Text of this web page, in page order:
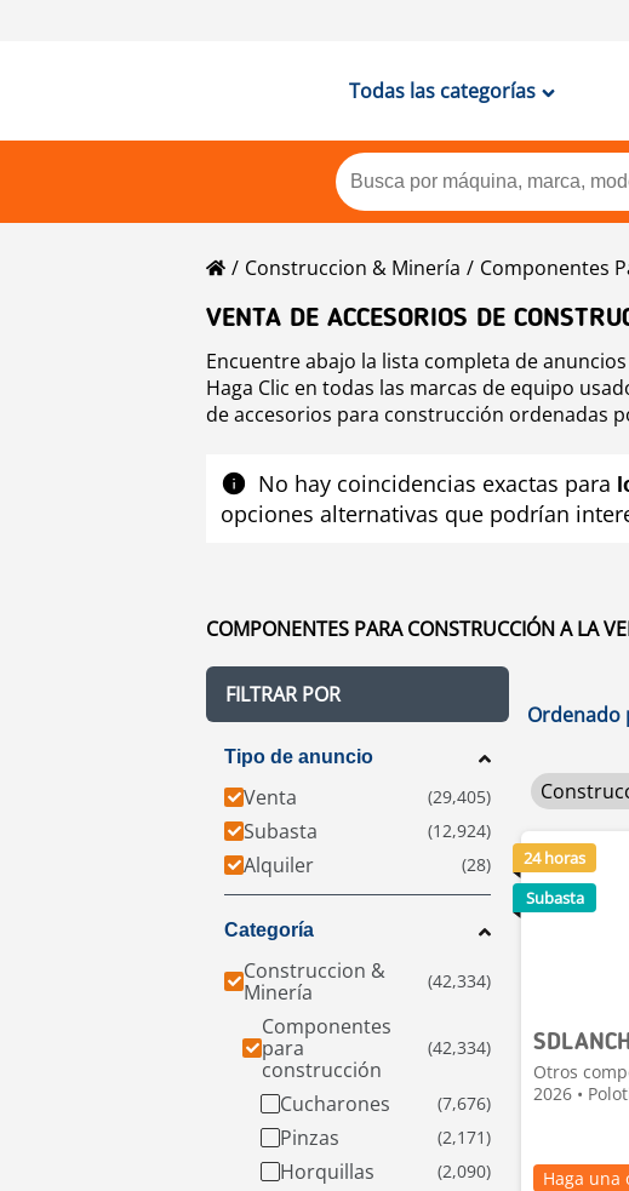
Todas las categorías
Construccion & Minería
Componentes
VENTA DE ACCESORIOS DE
Encuentre abajo la lista completa de
Haga Clic en todas las marcas de equipo
de accesorios para construcción ordenadas
No hay coincidencias exactas para
opciones alternativas que podrían
COMPONENTES PARA CONSTRUCCIÓN A LA
FILTRAR POR
Tipo de anuncio
Venta
Subasta
Alquiler
Categoría
Construccion &
Minería
Componentes
para
construcción
Cucharones
Pinzas
Horquillas
Ordenado
Otros
2026 •
Haga una
24 horas
Subasta